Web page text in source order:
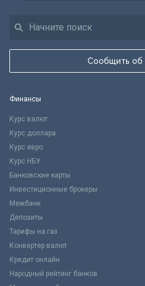
Сообщить об
Финансы
Курс валют
Курс доллара
Курс евро
Курс НБУ
Банковские карты
Инвестиционные брокеры
Межбанк
Депозиты
Тарифы на газ
Конвертер валют
Кредит онлайн
Народный рейтинг банков